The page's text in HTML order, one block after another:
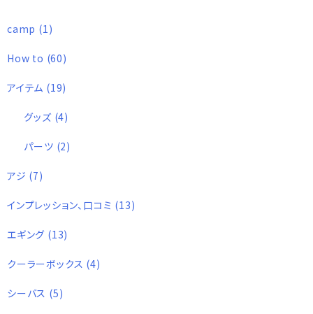
camp (1)
How to (60)
アイテム (19)
グッズ (4)
パーツ (2)
アジ (7)
インプレッション、口コミ (13)
エギング (13)
クーラーボックス (4)
シーバス (5)